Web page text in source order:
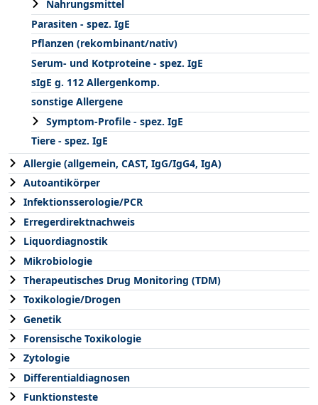
Nahrungsmittel
Parasiten - spez. IgE
Pflanzen (rekombinant/nativ)
Serum- und Kotproteine - spez. IgE
sIgE g. 112 Allergenkomp.
sonstige Allergene
Symptom-Profile - spez. IgE
Tiere - spez. IgE
Allergie (allgemein, CAST, IgG/IgG4, IgA)
Autoantikörper
Infektionsserologie/PCR
Erregerdirektnachweis
Liquordiagnostik
Mikrobiologie
Therapeutisches Drug Monitoring (TDM)
Toxikologie/Drogen
Genetik
Forensische Toxikologie
Zytologie
Differentialdiagnosen
Funktionsteste